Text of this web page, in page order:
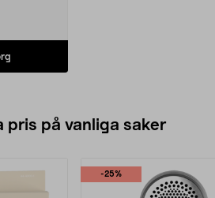
med
pris på vanliga saker
-25%